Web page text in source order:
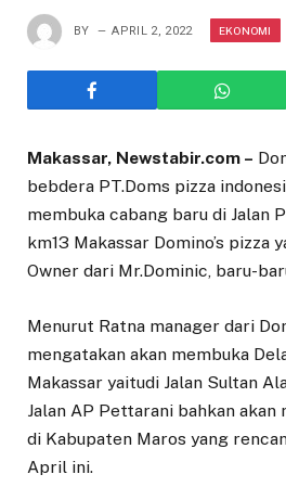
BY APRIL 2, 2022 EKONOMI
Makassar, Newstabir.com –
bebdera PT.Doms pizza
membuka cabang baru di Jalan
km13 Makassar Domino’s pizza
Owner dari Mr.Dominic, baru-
Menurut Ratna manager dari
mengatakan akan membuka
Makassar yaitudi Jalan Sultan
Jalan AP Pettarani bahkan akan
di Kabupaten Maros yang
April ini.